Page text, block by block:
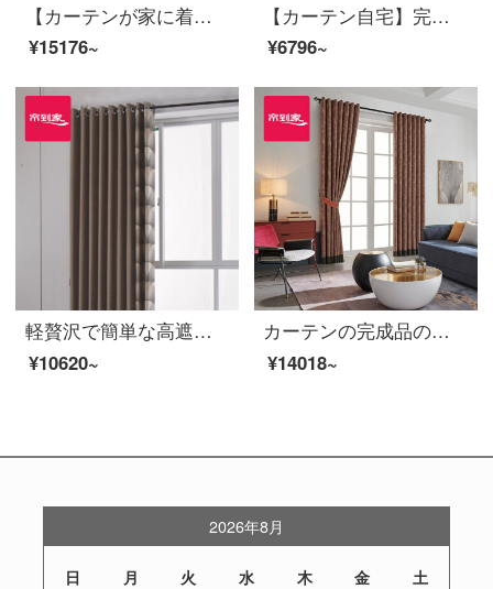
【カーテンが家に着く】現代明日のカーテン完成品の黒い糸高遮光ジャカードを簡単に予約して定型化してポリエステルリビングルームの床の窓LDC 20 SSC-79ノック/カーテンヘッドを含まない(高さ2.6メートル以内で変更可能)XLのカーテンセット/ダブルオープン(適用窓の幅は4.1-4.4メートル)
¥15176~
【カーテン自宅】完成品のカーテン現代高遮光のカーテンのつなぎ合わせが簡単でファッション的で、高精密ジャカードカスタムリビングルームの床の窓LDC 20 SSB-0801 Sフック/カーテンなし（高さ2.6メートル以内で変更可能）Sのカーテンセット/ダブルオープン（適用窓幅2-2.6メートル）
¥6796~
軽贅沢で簡単な高遮光テーピングカーテン完成品上海灘リビングルームの床のカーテンにLDC 20 SSC-70タップを取り付ける/カーテンヘッドを含まない(高さ2.6 m以内は変更可能)XLのカーテンセット/ダブルオープン(適用窓の幅は4.1-1.4 m)
¥10620~
カーテンの完成品の高遮光ジャカードの軽奢底部にはカーテンを取り付けてカスタマイズします。金粉の世家の居間の寝室の床の窓は裏地LDC 20 SSC-48 Sフックを含みます。
¥14018~
2026年8月
日 月 火 水 木 金 土